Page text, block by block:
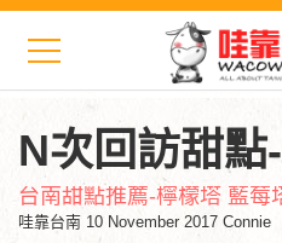
N次回訪甜點
台南甜點推薦-檸檬塔 藍莓
哇靠台南 10 November 2017 Connie